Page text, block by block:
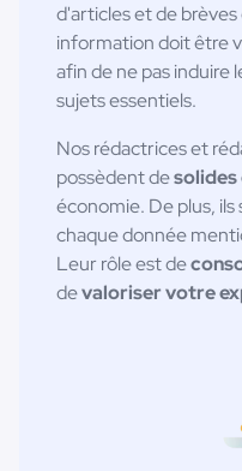
d'articles et de
information doit être
afin de ne pas induire
sujets essentiels.
Nos rédactrices et
possèdent desolides
économie. De plus,
chaque donnée
Leur rôle est de
devaloriser votre